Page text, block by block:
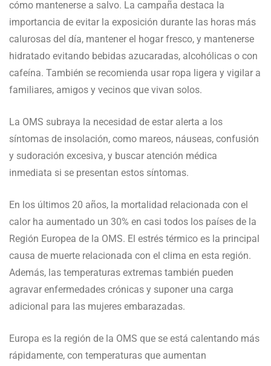
cómo mantenerse a salvo. La campaña destaca la
importancia de evitar la exposición durante las horas más
calurosas del día, mantener el hogar fresco, y mantenerse
hidratado evitando bebidas azucaradas, alcohólicas o con
cafeína. También se recomienda usar ropa ligera y vigilar a
familiares, amigos y vecinos que vivan solos.
La OMS subraya la necesidad de estar alerta a los
síntomas de insolación, como mareos, náuseas, confusión
y sudoración excesiva, y buscar atención médica
inmediata si se presentan estos síntomas.
En los últimos 20 años, la mortalidad relacionada con el
calor ha aumentado un 30% en casi todos los países de la
Región Europea de la OMS. El estrés térmico es la principal
causa de muerte relacionada con el clima en esta región.
Además, las temperaturas extremas también pueden
agravar enfermedades crónicas y suponer una carga
adicional para las mujeres embarazadas.
Europa es la región de la OMS que se está calentando más
rápidamente, con temperaturas que aumentan